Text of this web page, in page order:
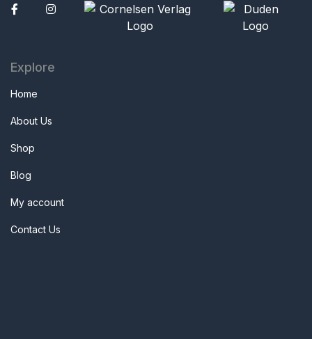
Facebook
Explore
Home
About Us
Shop
Blog
My account
Contact Us